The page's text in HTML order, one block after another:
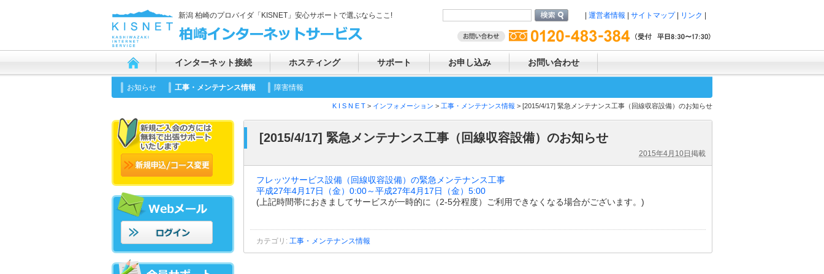
新潟 柏崎のプロバイダ「KISNET」安心サポートで選ぶならここ! 運営者情報 サイトマップ| リンク
インターネット接続 ホスティング サポート お申し込み お問い合わせ
お知らせ 工事・メンテナンス情報 障害情報
K I S N E T > インフォメーション > 工事・メンテナンス情報 > [2015/4/17] 緊急メンテナンス工事（回線収容設備）のお知らせ
[2015/4/17] 緊急メンテナンス工事（回線収容設備）のお知らせ
2015年4月10日 掲載
フレッツサービス設備（回線収容設備）の緊急メンテナンス工事
平成27年4月17日（金）0:00～平成27年4月17日（金）5:00
(上記時間帯におきましてサービスが一時的に（2-5分程度）ご利用できなくなる場合がございます。)
カテゴリ : 工事・メンテナンス情報